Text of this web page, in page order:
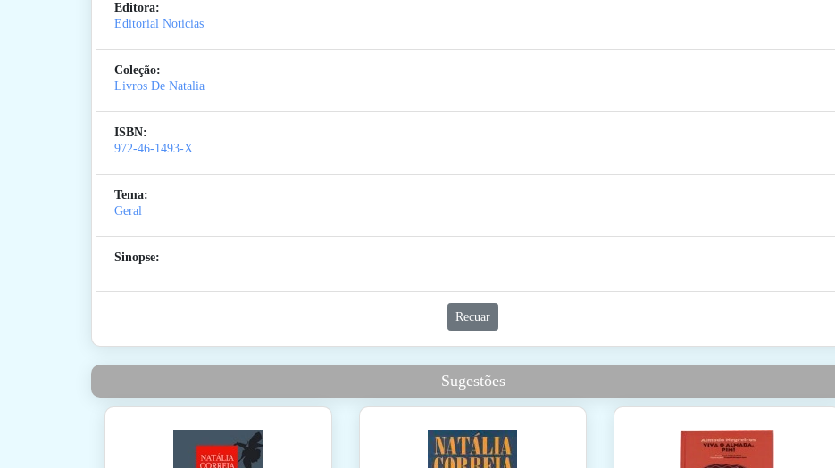
Editora:
Editorial Noticias
Coleção:
Livros De Natalia
ISBN:
972-46-1493-X
Tema:
Geral
Sinopse:
Recuar
Sugestões